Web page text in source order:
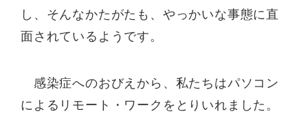
し、そんなかたがたも、やっかいな事態に直
面されているようです。
感染症へのおびえから、私たちはパソコン
によるリモート・ワークをとりいれました。